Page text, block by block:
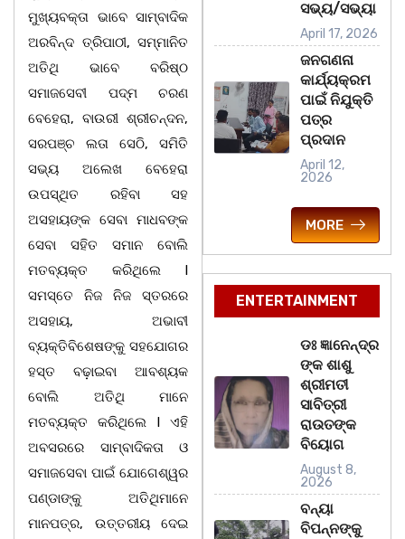
ମୁଖ୍ୟବକ୍ତା ଭାବେ ସାମ୍ବାଦିକ
ଅରବିନ୍ଦ ତ୍ରିପାଠୀ, ସମ୍ମାନିତ
ଅତିଥି ଭାବେ ବରିଷ୍ଠ
ସମାଜସେବୀ ପଦ୍ମ ଚରଣ
ବେହେରା, ବାଉରୀ ଶ୍ରୀଚନ୍ଦନ,
ସରପଞ୍ଚ ଲତା ସେଠି, ସମିତି
ସଭ୍ୟ ଅଲେଖ ବେହେରା
ଉପସ୍ଥିତ ରହିବା ସହ
ଅସହାୟଙ୍କ ସେବା ମାଧବଙ୍କ
ସେବା ସହିତ ସମାନ ବୋଲି
ମତବ୍ୟକ୍ତ କରିଥିଲେ I
ସମସ୍ତେ ନିଜ ନିଜ ସ୍ତରରେ
ଅସହାୟ, ଅଭାବୀ
ବ୍ୟକ୍ତିବିଶେଷଙ୍କୁ ସହଯୋଗର
ହସ୍ତ ବଢ଼ାଇବା ଆବଶ୍ୟକ
ବୋଲି ଅତିଥି ମାନେ
ମତବ୍ୟକ୍ତ କରିଥିଲେ I ଏହି
ଅବସରରେ ସାମ୍ବାଦିକତା ଓ
ସମାଜସେବା ପାଇଁ ଯୋଗେଶ୍ୱର
ପଣ୍ଡାଙ୍କୁ ଅତିଥିମାନେ
ମାନପତ୍ର, ଉତ୍ତରୀୟ ଦେଇ
ସଭ୍ୟ/ସଭ୍ୟା
April 17, 2026
ଜନଗଣନା
କାର୍ଯ୍ୟକ୍ରମ
ପାଇଁ ନିଯୁକ୍ତି
ପତ୍ର
ପ୍ରଦାନ
April 12,
2026
MORE
ENTERTAINMENT
ଡଃ ଜ୍ଞାନେନ୍ଦ୍ର
ଙ୍କ ଶାଶୁ
ଶ୍ରୀମତୀ
ସାବିତ୍ରୀ
ରାଉତଙ୍କ
ବିୟୋଗ
August 8,
2026
ବନ୍ୟା
ବିପନ୍ନଙ୍କୁ